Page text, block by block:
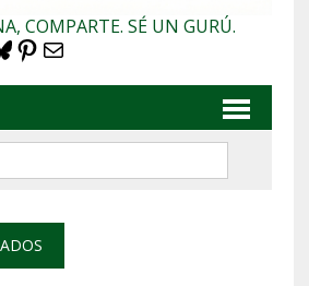
COMPARTE. SÉ UN GURÚ.
Pinterest
Correo electrónico